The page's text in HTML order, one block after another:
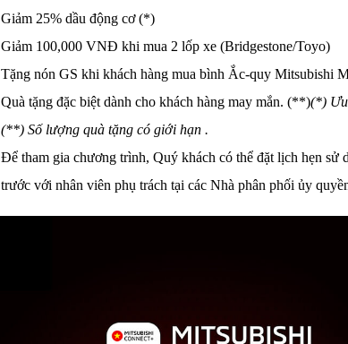
Giảm 25% dầu động cơ (*)
Giảm 100,000 VNĐ khi mua 2 lốp xe (Bridgestone/Toyo)
Tặng nón GS khi khách hàng mua bình Ắc-quy Mitsubishi
Quà tặng đặc biệt dành cho khách hàng may mắn. (**)(*)
(**) Số lượng quà tặng có giới hạn .
Để tham gia chương trình, Quý khách có thể đặt lịch hẹn sử
trước với nhân viên phụ trách tại các Nhà phân phối ủy